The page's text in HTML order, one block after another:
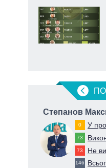
Степанов
0 У
73
73 Не
146